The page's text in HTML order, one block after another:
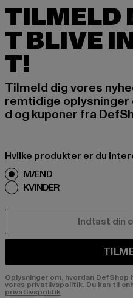
TILMELD
T BLIVE
T!
Tilmeld dig vores
remtidige
d og kuponer fra
Hvilke produkter er du
MÆND
KVINDER
Oplysninger om, hvordan
vores privatlivspolitik. Du kan til
privatlivspolitik